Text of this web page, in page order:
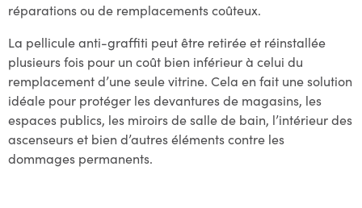
réparations ou de remplacements coûteux.
La pellicule anti-graffiti peut être retirée et réinstallée
plusieurs fois pour un coût bien inférieur à celui du
remplacement d’une seule vitrine. Cela en fait une solution
idéale pour protéger les devantures de magasins, les
espaces publics, les miroirs de salle de bain, l’intérieur des
ascenseurs et bien d’autres éléments contre les
dommages permanents.